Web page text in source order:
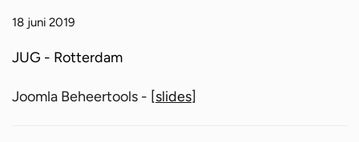
18 juni 2019
JUG - Rotterdam
Joomla Beheertools - [slides]